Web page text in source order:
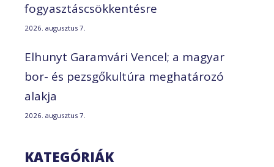
fogyasztáscsökkentésre
2026. augusztus 7.
Elhunyt Garamvári Vencel; a magyar
bor- és pezsgőkultúra meghatározó
alakja
2026. augusztus 7.
KATEGÓRIÁK